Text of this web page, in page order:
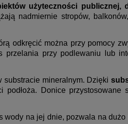
użyteczności publicznej,
nadmiernie stropów,
odkręcić można przy pomocy
przelania przy podlewaniu lub
substracie mineralnym. Dzięki
podłoża. Donice przystosowane
wody na jej dnie, pozwala na dużo